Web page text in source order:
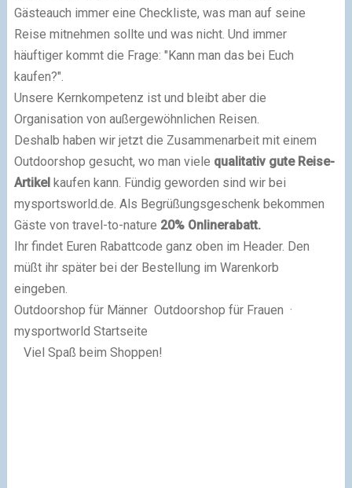
Gästeauch immer eine Checkliste, was man auf seine
Reise mitnehmen sollte und was nicht. Und immer
häuftiger kommt die Frage: "Kann man das bei Euch
kaufen?".
Unsere Kernkompetenz ist und bleibt aber die
Organisation von außergewöhnlichen Reisen.
Deshalb haben wir jetzt die Zusammenarbeit mit einem
Outdoorshop gesucht, wo man viele qualitativ gute Reise-
Artikelkaufen kann. Fündig geworden sind wir bei
mysportsworld.de. Als Begrüßungsgeschenk bekommen
Gäste von travel-to-nature 20% Onlinerabatt.
Ihr findet Euren Rabattcode ganz oben im Header. Den
müßt ihr später bei der Bestellung im Warenkorb
eingeben.
Outdoorshop für Männer Outdoorshop für Frauen ·
mysportworld Startseite
Viel Spaß beim Shoppen!